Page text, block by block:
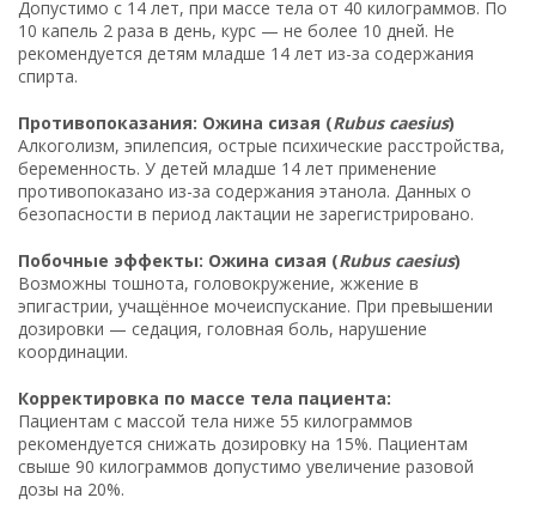
Допустимо с 14 лет, при массе тела от 40 килограммов. По
10 капель 2 раза в день, курс — не более 10 дней. Не
рекомендуется детям младше 14 лет из-за содержания
спирта.
Противопоказания: Ожина сизая (Rubus caesius)
Алкоголизм, эпилепсия, острые психические расстройства,
беременность. У детей младше 14 лет применение
противопоказано из-за содержания этанола. Данных о
безопасности в период лактации не зарегистрировано.
Побочные эффекты: Ожина сизая (Rubus caesius)
Возможны тошнота, головокружение, жжение в
эпигастрии, учащённое мочеиспускание. При превышении
дозировки — седация, головная боль, нарушение
координации.
Корректировка по массе тела пациента:
Пациентам с массой тела ниже 55 килограммов
рекомендуется снижать дозировку на 15%. Пациентам
свыше 90 килограммов допустимо увеличение разовой
дозы на 20%.